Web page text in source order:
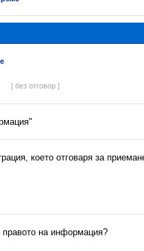
[ без отговор ]
което отговаря за
на информация?